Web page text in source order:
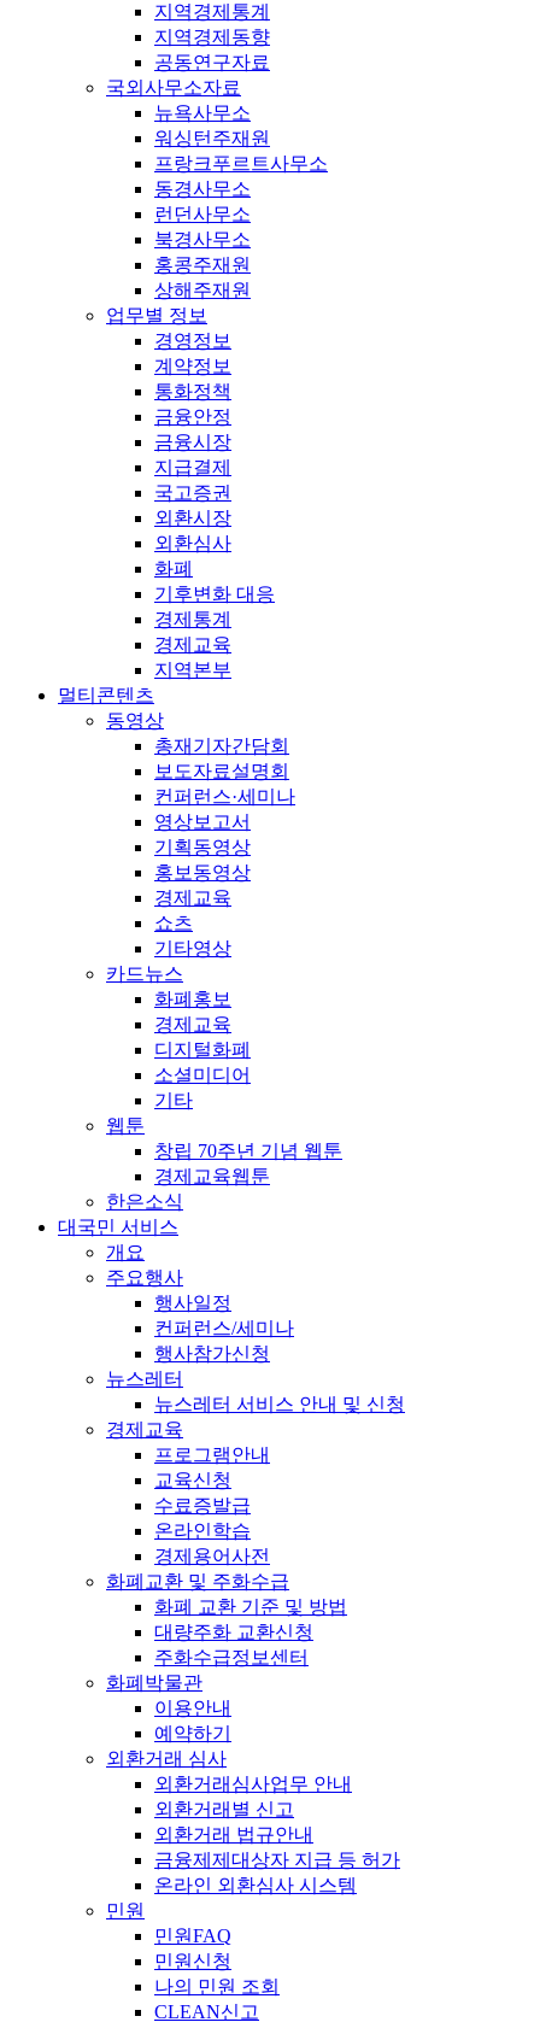
지역경제통계
지역경제동향
공동연구자료
국외사무소자료
뉴욕사무소
워싱턴주재원
프랑크푸르트사무소
동경사무소
런던사무소
북경사무소
홍콩주재원
상해주재원
업무별 정보
경영정보
계약정보
통화정책
금융안정
금융시장
지급결제
국고증권
외환시장
외환심사
화폐
기후변화 대응
경제통계
경제교육
지역본부
멀티콘텐츠
동영상
총재기자간담회
보도자료설명회
컨퍼런스·세미나
영상보고서
기획동영상
홍보동영상
경제교육
쇼츠
기타영상
카드뉴스
화폐홍보
경제교육
디지털화폐
소셜미디어
기타
웹툰
창립 70주년 기념 웹툰
경제교육웹툰
한은소식
대국민 서비스
개요
주요행사
행사일정
컨퍼런스/세미나
행사참가신청
뉴스레터
뉴스레터 서비스 안내 및 신청
경제교육
프로그램안내
교육신청
수료증발급
온라인학습
경제용어사전
화폐교환 및 주화수급
화폐 교환 기준 및 방법
대량주화 교환신청
주화수급정보센터
화폐박물관
이용안내
예약하기
외환거래 심사
외환거래심사업무 안내
외환거래별 신고
외환거래 법규안내
금융제제대상자 지급 등 허가
온라인 외환심사 시스템
민원
민원FAQ
민원신청
나의 민원 조회
CLEAN신고